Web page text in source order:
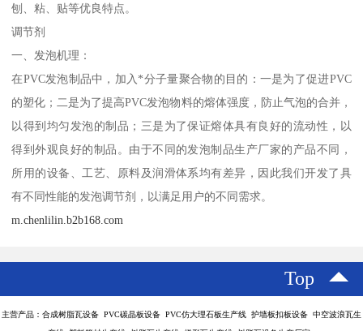
刨、粘、贴等优良特点。
调节剂
一、发泡机理：
在PVC发泡制品中，加入*分子量聚合物的目的：一是为了促进PVC
的塑化；二是为了提高PVC发泡物料的熔体强度，防止气泡的合并，
以得到均匀发泡的制品；三是为了保证熔体具有良好的流动性，以
得到外观良好的制品。由于不同的发泡制品生产厂家的产品不同，
所用的设备、工艺、原料及润滑体系均有差异，因此我们开发了具
有不同性能的发泡调节剂，以满足用户的不同需求。
m.chenlilin.b2b168.com
Top
主营产品：合成树脂瓦设备 PVC碳晶板设备 PVC仿大理石板生产线 护墙板扣板设备 中空波浪瓦生